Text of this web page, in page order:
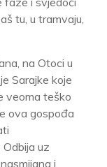
tu, u tramvaju,
na Otoci u
Sarajke koje
veoma teško
ova gospođa
uz
i